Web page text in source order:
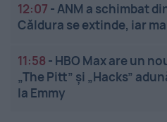
12:07 -ANM a schimbat
Căldura se extinde, iar
11:58 - HBO Max are un
„The Pitt” și „Hacks”
la Emmy